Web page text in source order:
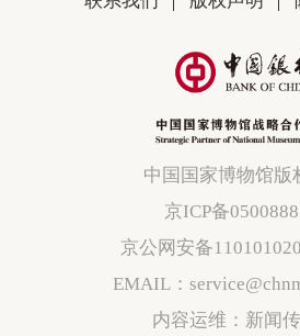
中国国家博物馆版
京ICP备
京公网安备
EMAIL：
内容运维：新闻